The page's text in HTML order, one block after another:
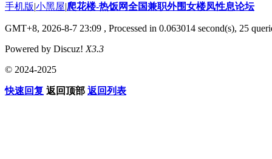
手机版|小黑屋|爬花楼-热饭网全国兼职外围女楼凤性息论坛
GMT+8, 2026-8-7 23:09 , Processed in 0.063014 second(s), 25
Powered by Discuz! X3.3
© 2024-2025
快速回复 返回顶部 返回列表